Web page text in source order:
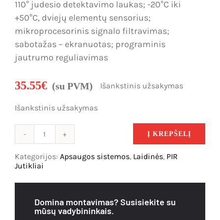
110° judesio detektavimo laukas; -20°C iki
+50°C, dviejų elementų sensorius;
mikroprocesorinis signalo filtravimas;
sabotažas – ekranuotas; programinis
jautrumo reguliavimas
35.55€ (su PVM) Išankstinis užsakymas
Išankstinis užsakymas
produkto
Paradox
judesio
jutiklis
Į KREPŠELĮ
Kategorijos: Apsaugos sistemos, Laidinės, PIR
Jutikliai
Domina montavimas? Susisiekite su
mūsų vadybininkais.